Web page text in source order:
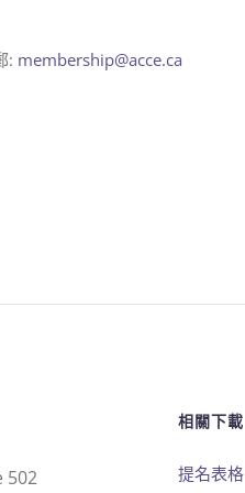
: membership@acce.ca
502
相關下載
提名表格